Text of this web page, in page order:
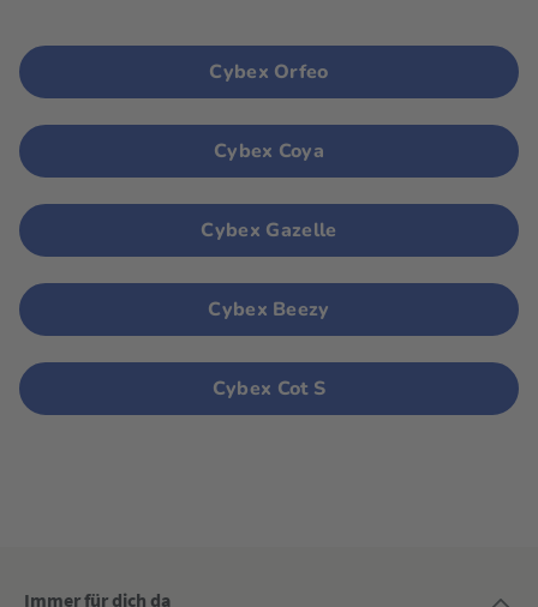
Cybex Orfeo
Cybex Coya
Cybex Gazelle
Cybex Beezy
Cybex Cot S
Immer für dich da